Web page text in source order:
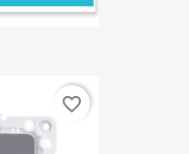
favorite_border